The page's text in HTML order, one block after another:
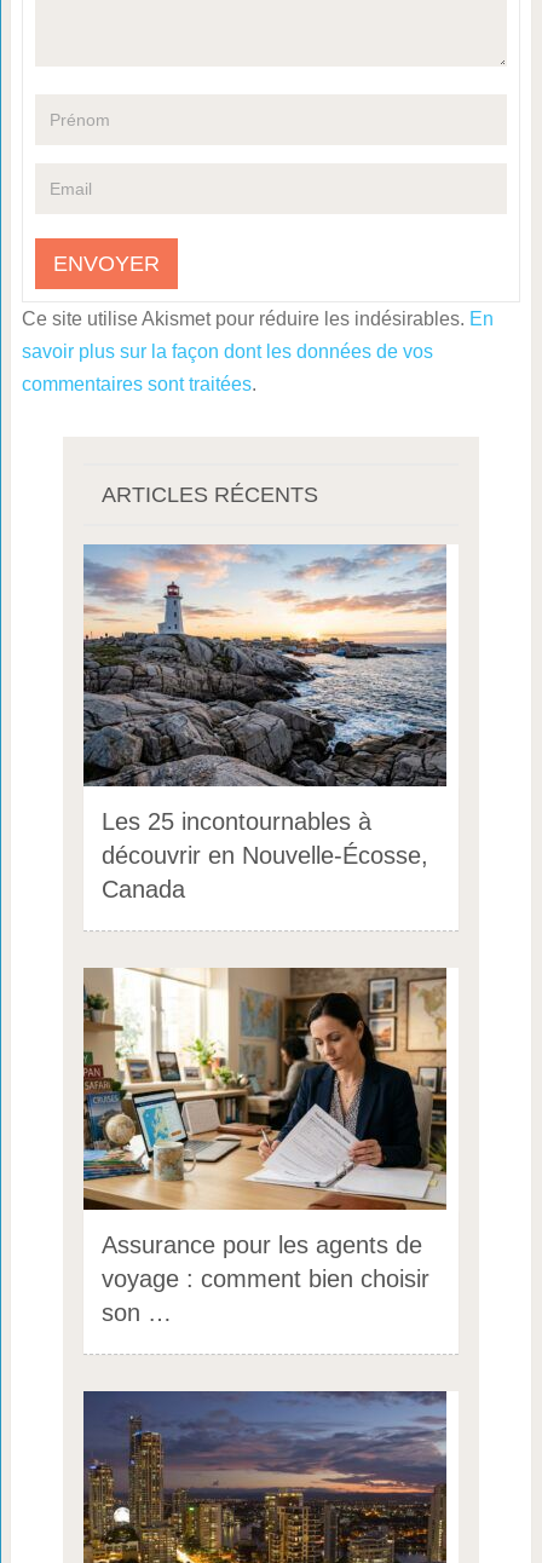
Ce site utilise Akismet pour réduire les indésirables. En
savoir plus sur la façon dont les données de vos
commentaires sont traitées.
ARTICLES RÉCENTS
Les 25 incontournables à
découvrir en Nouvelle-Écosse,
Canada
Assurance pour les agents de
voyage : comment bien choisir
son …